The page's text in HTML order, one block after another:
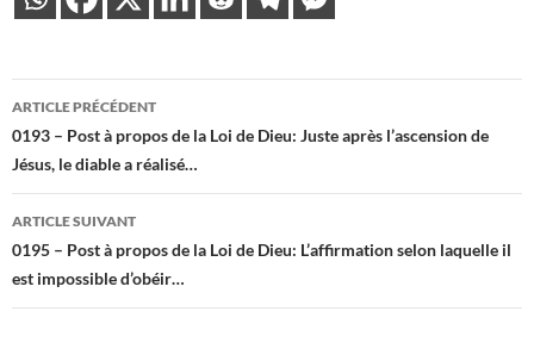
Navigation
des
articles
ARTICLE PRÉCÉDENT
0193 – Post à propos de la Loi de Dieu: Juste après l’ascension de
Jésus, le diable a réalisé…
ARTICLE SUIVANT
0195 – Post à propos de la Loi de Dieu: L’affirmation selon laquelle il
est impossible d’obéir…